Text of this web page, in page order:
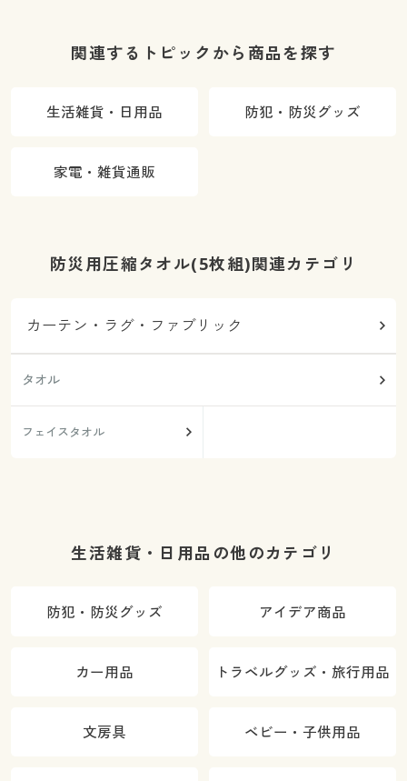
関連するトピックから商品を探す
生活雑貨・日用品 防犯・防災グッズ
家電・雑貨通販
防災用圧縮タオル(5枚組)関連カテゴリ
カーテン・ラグ・ファブリック
タオル
フェイスタオル
生活雑貨・日用品の他のカテゴリ
防犯・防災グッズ アイデア商品
カー用品 トラベルグッズ・旅行用品
文房具 ベビー・子供用品